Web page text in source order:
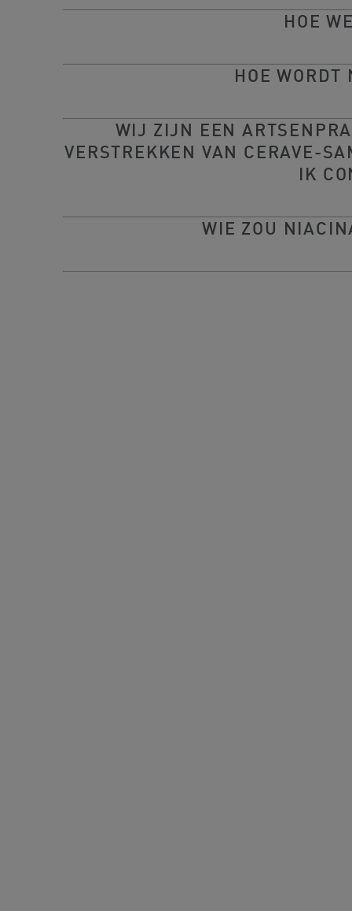
HOE
HOE
WIJ ZIJN EEN
VERSTREKKEN VAN CERAVE-
IK
WIE ZOU